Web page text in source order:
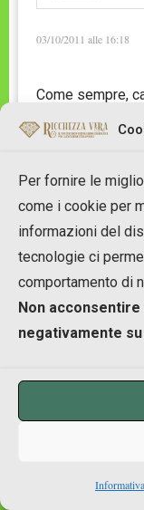
Per fornire le
come i cookie per
informazioni del
tecnologie ci
comportamento di
Non
negativamente
03/10/2011 alle 16:18
Come sempre,
altri gruppi FB…
Per quanto
piccolo ho il
un minimo…
Proprio ieri, è
(terapia energo-
Zamperini, il
prana ed
I chakra
posteriore. E
Zeland sul suo